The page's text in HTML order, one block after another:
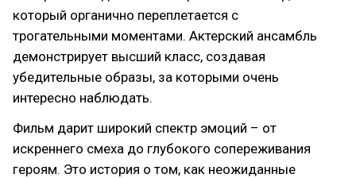
который органично переплетается с
трогательными моментами. Актерский ансамбль
демонстрирует высший класс, создавая
убедительные образы, за которыми очень
интересно наблюдать.
Фильм дарит широкий спектр эмоций – от
искреннего смеха до глубокого сопереживания
героям. Это история о том, как неожиданные